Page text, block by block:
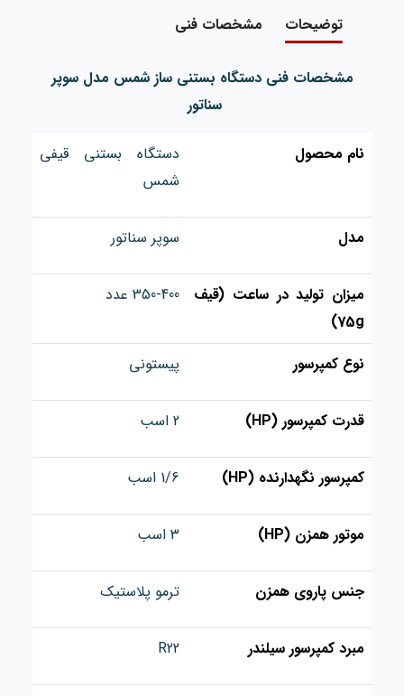
توضیحات مشخصات فنی
مشخصات فنی دستگاه بستنی ساز شمس مدل سوپر
سناتور
نام محصول
دستگاه بستنی قیفی
شمس
مدل سوپر سناتور
میزان تولید در ساعت (قیف
75g)
350-400 عدد
نوع کمپرسور پیستونی
قدرت کمپرسور (HP) 2 اسب
کمپرسور نگهدارنده (HP) 1/6 اسب
موتور همزن (HP) 3 اسب
جنس پاروی همزن ترمو پلاستیک
مبرد کمپرسور سیلندر R22